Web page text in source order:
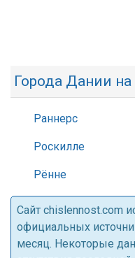
Города Дании на
Раннерс
Роскилле
Рённе
Cайт chislennost.com
официальных
месяц. Некоторые